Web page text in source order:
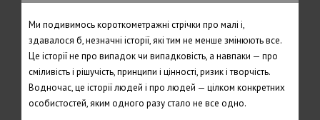
Ми подивимось короткометражні стрічки про малі і,
здавалося б, незначні історії, які тим не менше змінюють все.
Це історії не про випадок чи випадковість, а навпаки — про
сміливість і рішучість, принципи і цінності, ризик і творчість.
Водночас, це історії людей і про людей — цілком конкретних
особистостей, яким одного разу стало не все одно.